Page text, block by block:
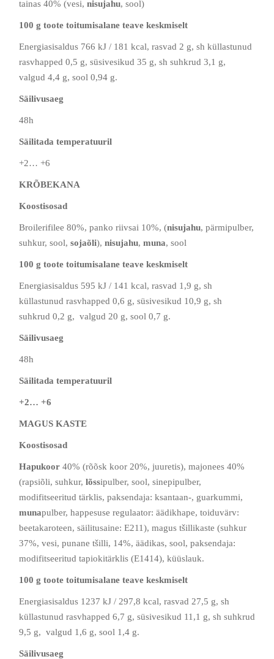
tainas 40% (vesi, nisujahu, sool)
100 g toote toitumisalane teave keskmiselt
Energiasisaldus 766 kJ / 181 kcal, rasvad 2 g, sh küllastunud
rasvhapped 0,5 g, süsivesikud 35 g, sh suhkrud 3,1 g,
valgud 4,4 g, sool 0,94 g.
Säilivusaeg
48h
Säilitada temperatuuril
+2… +6
KRÕBEKANA
Koostisosad
Broilerifilee 80%, panko riivsai 10%, (nisujahu, pärmipulber,
suhkur, sool, sojaõli), nisujahu, muna, sool
100 g toote toitumisalane teave keskmiselt
Energiasisaldus 595 kJ / 141 kcal, rasvad 1,9 g, sh
küllastunud rasvhapped 0,6 g, süsivesikud 10,9 g, sh
suhkrud 0,2 g, valgud 20 g, sool 0,7 g.
Säilivusaeg
48h
Säilitada temperatuuril
+2… +6
MAGUS KASTE
Koostisosad
Hapukoor 40% (rõõsk koor 20%, juuretis), majonees 40%
(rapsiõli, suhkur, lõssipulber, sool, sinepipulber,
modifitseeritud tärklis, paksendaja: ksantaan-, guarkummi,
munapulber, happesuse regulaator: äädikhape, toiduvärv:
beetakaroteen, säilitusaine: E211), magus tšillikaste (suhkur
37%, vesi, punane tšilli, 14%, äädikas, sool, paksendaja:
modifitseeritud tapiokitärklis (E1414), küüslauk.
100 g toote toitumisalane teave keskmiselt
Energiasisaldus 1237 kJ / 297,8 kcal, rasvad 27,5 g, sh
küllastunud rasvhapped 6,7 g, süsivesikud 11,1 g, sh suhkrud
9,5 g, valgud 1,6 g, sool 1,4 g.
Säilivusaeg